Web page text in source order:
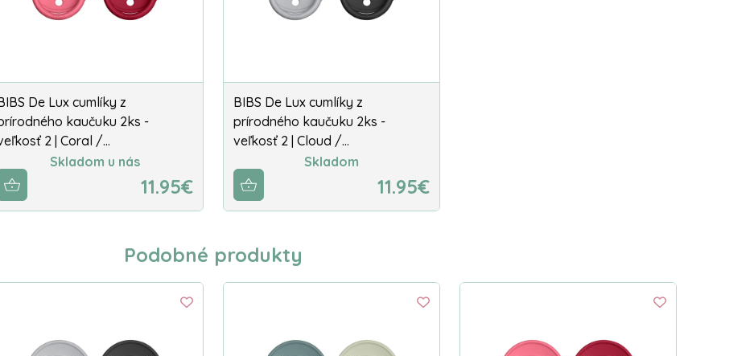
De Lux cumlíky z
kaučuku 2ks -
2 | Coral /…
Skladom u nás
11.95€
BIBS De Lux cumlíky z
prírodného kaučuku 2ks -
veľkosť 2 | Cloud /…
Skladom
11.95€
Podobné produkty